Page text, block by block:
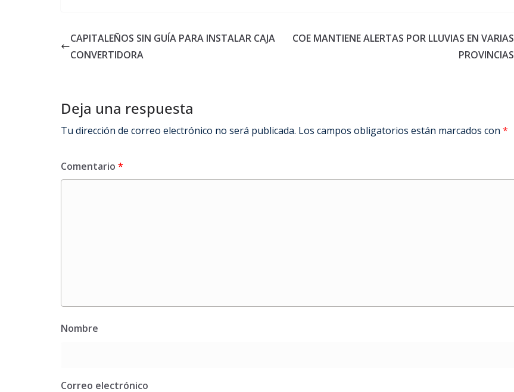
CAPITALEÑOS SIN GUÍA PARA INSTALAR CAJA
CONVERTIDORA
COE MANTIENE ALERTAS POR LLUVIAS EN VARIAS
PROVINCIAS
Deja una respuesta
Tu dirección de correo electrónico no será publicada. Los campos obligatorios están marcados con *
Comentario *
Nombre
Correo electrónico